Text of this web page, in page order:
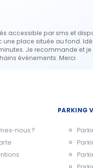
accessible par sms et
une place située au fond.
Je recommande et
événements. Merci
nous ?
PARKING